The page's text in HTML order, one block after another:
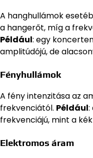
A hanghullámok
a hangerőt, míg a
Például: egy
amplitúdójú, de
Fényhullámok
A fény intenzitása az
frekvenciától. Például:
frekvenciájú, mint a
Elektromos áram